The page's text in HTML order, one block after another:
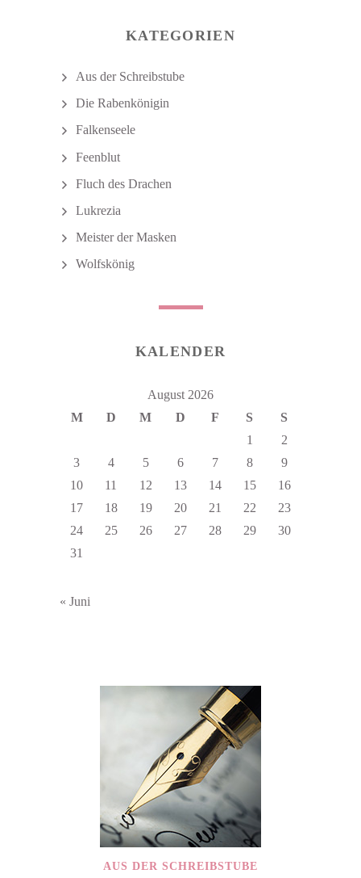
KATEGORIEN
Aus der Schreibstube
Die Rabenkönigin
Falkenseele
Feenblut
Fluch des Drachen
Lukrezia
Meister der Masken
Wolfskönig
KALENDER
August 2026
M
D M D F S
S
1
2
3
4 5 6 7 8
9
10
11 12 13 14 15
16
17
18 19 20 21 22
23
24
25 26 27 28 29
30
31
« Juni
AUS DER SCHREIBSTUBE